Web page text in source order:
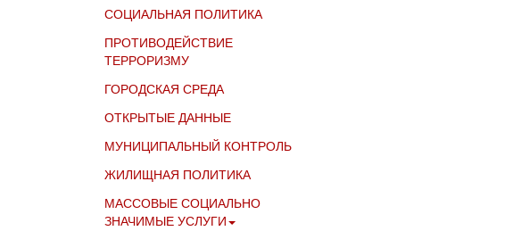
СОЦИАЛЬНАЯ ПОЛИТИКА
ПРОТИВОДЕЙСТВИЕ
ТЕРРОРИЗМУ
ГОРОДСКАЯ СРЕДА
ОТКРЫТЫЕ ДАННЫЕ
МУНИЦИПАЛЬНЫЙ КОНТРОЛЬ
ЖИЛИЩНАЯ ПОЛИТИКА
МАССОВЫЕ СОЦИАЛЬНО
ЗНАЧИМЫЕ УСЛУГИ